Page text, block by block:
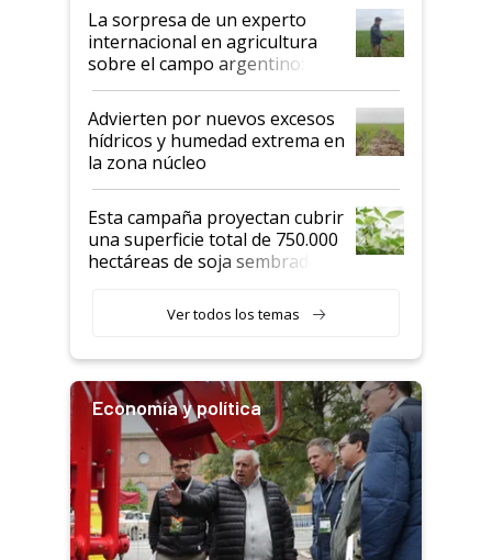
La sorpresa de un experto
internacional en agricultura
sobre el campo argentino:
"Estoy muy impresionado"
Advierten por nuevos excesos
hídricos y humedad extrema en
la zona núcleo
Esta campaña proyectan cubrir
una superficie total de 750.000
hectáreas de soja sembradas
variedades que marcan un
salto tecnológico en genética y
Ver todos los temas
Economía y política